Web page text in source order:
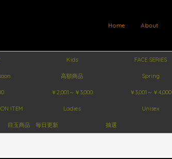
About
Home
Kids FACE SERIES
高額商品 Spring
￥2,001～￥3,000 ￥3,001～￥4,000
ITEM Ladies Unisex
目玉商品 毎日更新 抽選